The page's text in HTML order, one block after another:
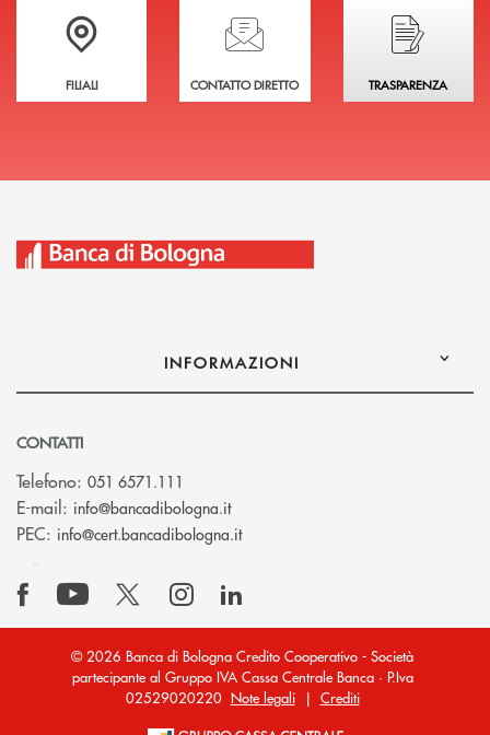
Trova la filiale più vicina a te
FILIALI
Hai bisogno di assistenza immediata?
CONTATTO DIRETTO
Hai bisogno di
TRASPARENZA
INFORMAZIONI
CONTATTI
Telefono: 051 6571.111
E-mail: info@bancadibologna.it(si apre l’app di posta elettronica)
PEC: info@cert.bancadibologna.it(si apre l’app di posta
© 2026 Banca di Bologna Credito Cooperativo - Società
partecipante al Gruppo IVA Cassa Centrale Banca · P.Iva
02529020220 Note legali| Crediti